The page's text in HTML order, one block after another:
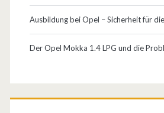
,
P
Ausbildung bei Opel – Sicherheit für
Der Opel Mokka 1.4 LPG und die